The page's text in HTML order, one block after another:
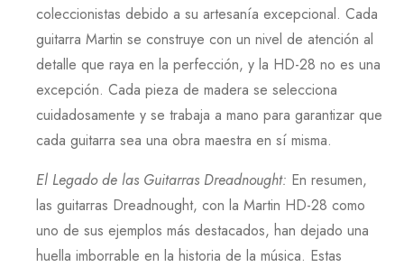
coleccionistas debido a su artesanía excepcional. Cada
guitarra Martin se construye con un nivel de atención al
detalle que raya en la perfección, y la HD-28 no es una
excepción. Cada pieza de madera se selecciona
cuidadosamente y se trabaja a mano para garantizar que
cada guitarra sea una obra maestra en sí misma.
El Legado de las Guitarras Dreadnought: En resumen,
las guitarras Dreadnought, con la Martin HD-28 como
uno de sus ejemplos más destacados, han dejado una
huella imborrable en la historia de la música. Estas